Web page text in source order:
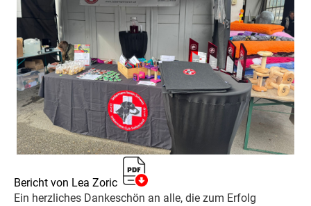
Bericht von Lea Zoric
Ein herzliches Dankeschön an alle, die zum Erfolg